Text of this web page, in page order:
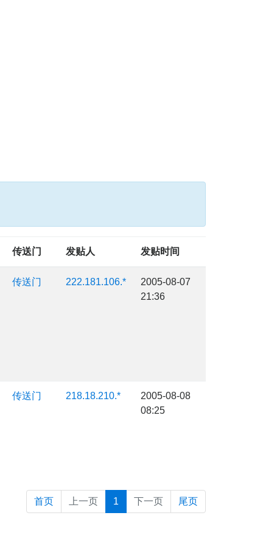
传送门 发贴人 发贴时间
传送门 222.181.106.*
2005-08-07
21:36
传送门 218.18.210.*
2005-08-08
08:25
首页 上一页 1 下一页 尾页